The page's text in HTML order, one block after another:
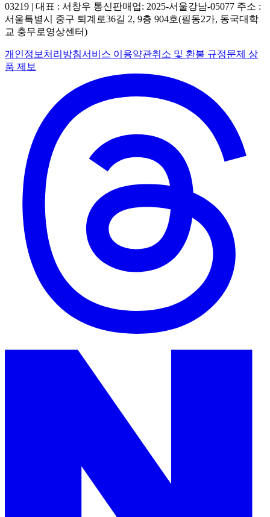
03219 | 대표 : 서창우 통신판매업: 2025-서울강남-05077 주소 :
서울특별시 중구 퇴계로36길 2, 9층 904호(필동2가, 동국대학
교 충무로영상센터)
개인정보처리방침서비스 이용약관취소 및 환불 규정문제 상
품 제보